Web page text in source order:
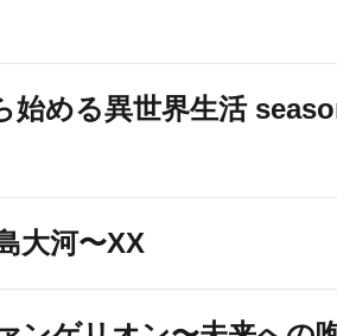
始める異世界生活
大河〜XX